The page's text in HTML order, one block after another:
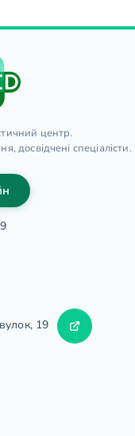
центр.
досвідчені спеціалісти.
19